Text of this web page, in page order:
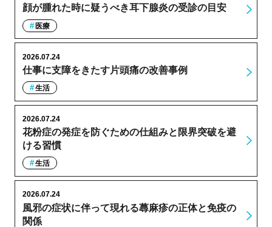
顔が腫れた時に疑うべき耳下腺炎の受診の目安
医療
仕事に支障をきたす片頭痛の改善事例
2026.07.24
生活
花粉症の発症を防ぐための仕組みと限界突破を避
ける習慣
2026.07.24
生活
風邪の症状に伴って現れる蕁麻疹の正体と免疫の
関係
2026.07.24